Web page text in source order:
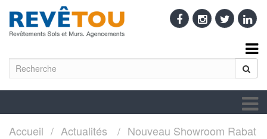
Accueil Actualités Nouveau Showroom Rabat